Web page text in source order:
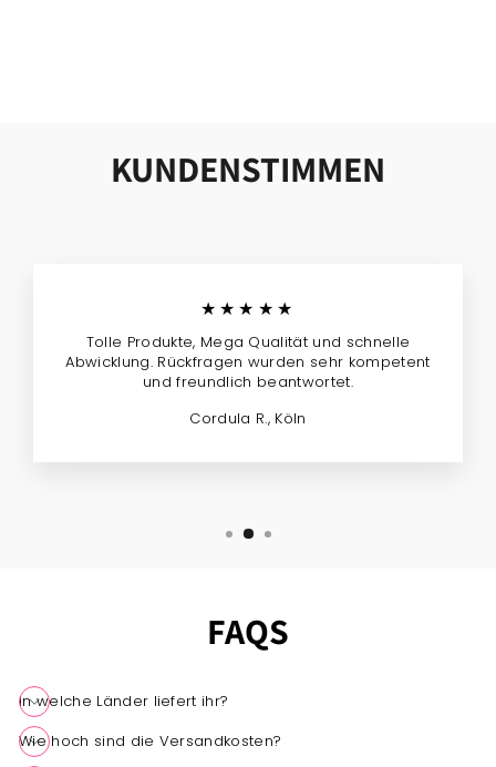
KUNDENSTIMMEN
★★★★★
Tolle Produkte, Mega Qualität und schnelle
Abwicklung. Rückfragen wurden sehr kompetent
und freundlich beantwortet.
Cordula R., Köln
FAQS
In welche Länder liefert ihr?
Wie hoch sind die Versandkosten?